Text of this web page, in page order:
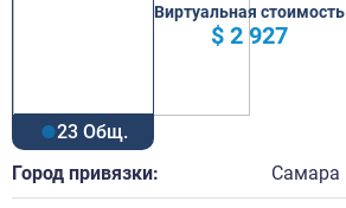
23 Общ.
Виртуальная стоимость
$ 2 927
Город привязки: Самара